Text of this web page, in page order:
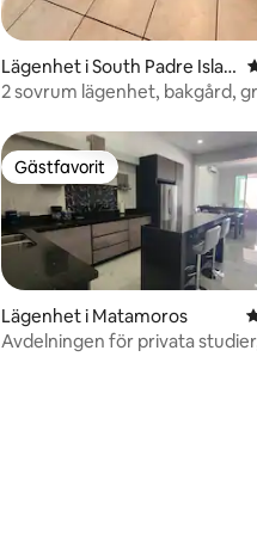
Lägenhet i South Padre Islan
d
2 sovrum lägenhet, bakgård,
Gästfavorit
Gästfavorit
Lägenhet i Matamoros
Avdelningen för privata